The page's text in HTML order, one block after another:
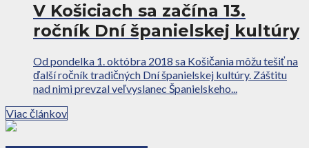
V Košiciach sa začína 13.
ročník Dní španielskej kultúry
Od pondelka 1. októbra 2018 sa Košičania môžu tešiť na
ďalší ročník tradičných Dní španielskej kultúry. Záštitu
nad nimi prevzal veľvyslanec Španielskeho...
Viac článkov